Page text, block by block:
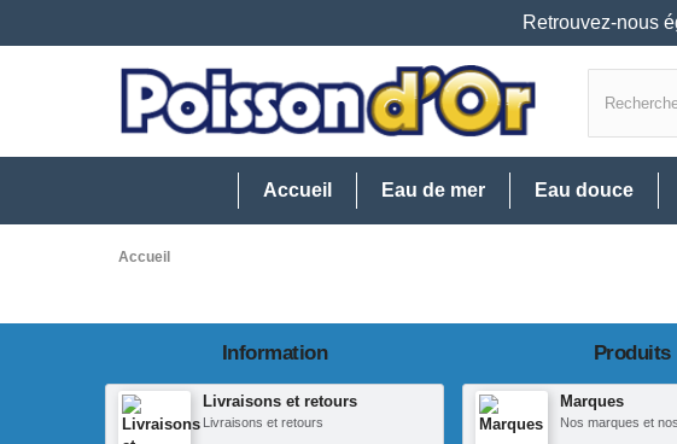
Retrouvez-nous
Accueil Eau de mer Eau douce
Accueil
Information
Livraisons et retours
Livraisons et retours
Produits
Marques
Nos marques et